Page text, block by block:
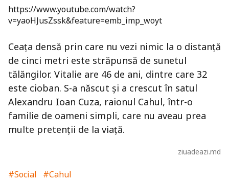
https://www.youtube.com/watch?
v=yaoHJusZssk&feature=emb_imp_woyt
Ceața densă prin care nu vezi nimic la o distanță
de cinci metri este străpunsă de sunetul
tălăngilor. Vitalie are 46 de ani, dintre care 32
este cioban. S-a născut și a crescut în satul
Alexandru Ioan Cuza, raionul Cahul, într-o
familie de oameni simpli, care nu aveau prea
multe pretenții de la viață.
ziuadeazi.md
#Social
#Cahul